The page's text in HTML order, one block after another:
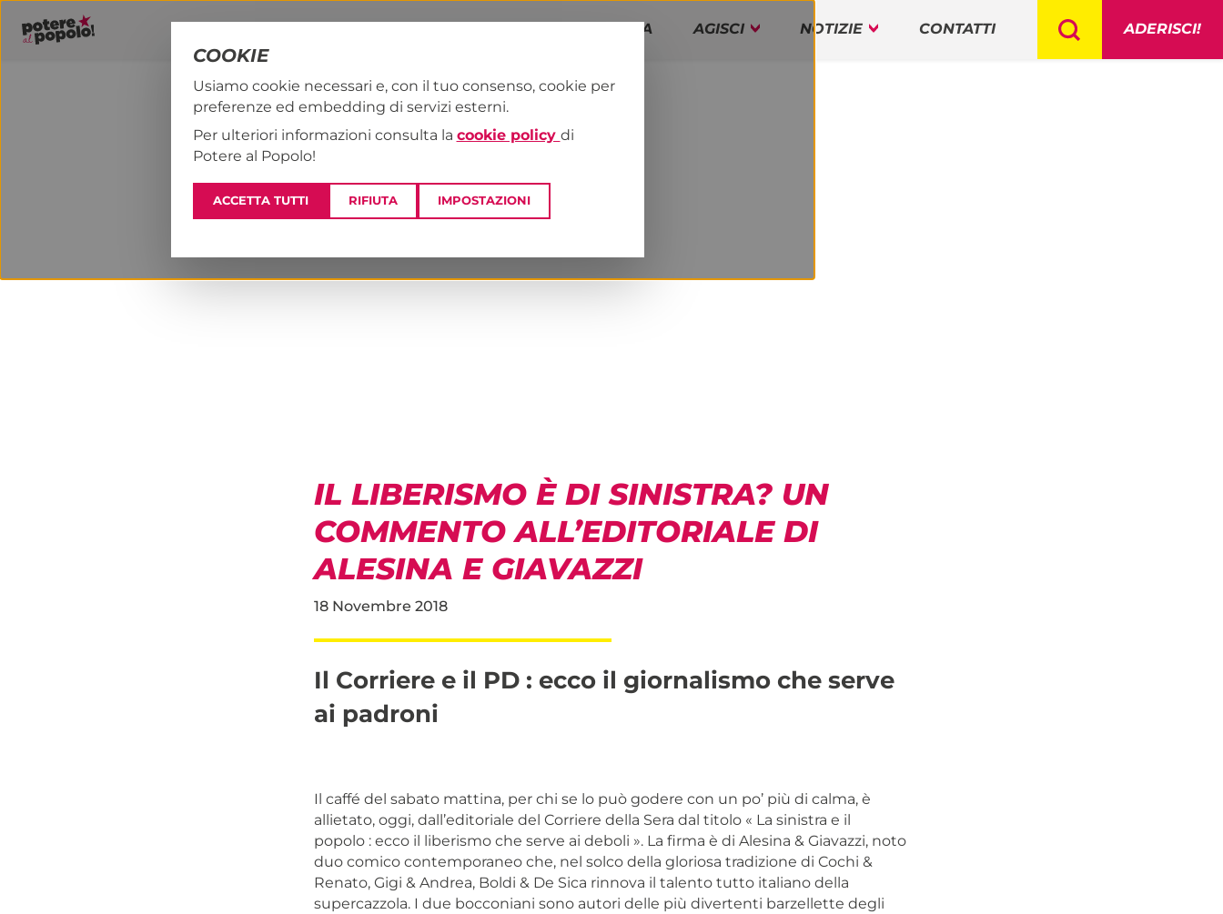
PROGRAMMA AGISCI NOTIZIE CONTATTI ADERISCI!
PAP! NOTIZIE NEWS & MEDIA
IL LIBERISMO È DI SINISTRA? UN
COMMENTO ALL’EDITORIALE DI
ALESINA E GIAVAZZI
18 Novembre 2018
Il Corriere e il PD : ecco il giornalismo che serve
ai padroni
Il caffé del sabato mattina, per chi se lo può godere con un po’ più di calma, è
allietato, oggi, dall’editoriale del Corriere della Sera dal titolo « La sinistra e il
popolo : ecco il liberismo che serve ai deboli ». La firma è di Alesina & Giavazzi, noto
duo comico contemporaneo che, nel solco della gloriosa tradizione di Cochi &
Renato, Gigi & Andrea, Boldi & De Sica rinnova il talento tutto italiano della
supercazzola. I due bocconiani sono autori delle più divertenti barzellette degli
COOKIE
Usiamo cookie necessari e, con il tuo consenso, cookie per
preferenze ed embedding di servizi esterni.
Per ulteriori informazioni consulta la cookie policy di
Potere al Popolo!
ACCETTA TUTTI RIFIUTA IMPOSTAZIONI